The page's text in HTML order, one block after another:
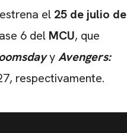
el 25 de julio de
6 del MCU, que
yAvengers:
respectivamente.